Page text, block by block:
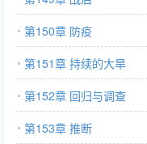
第150章 防疫
第151章 持续的大旱
第152章 回归与调查
第153章 推断